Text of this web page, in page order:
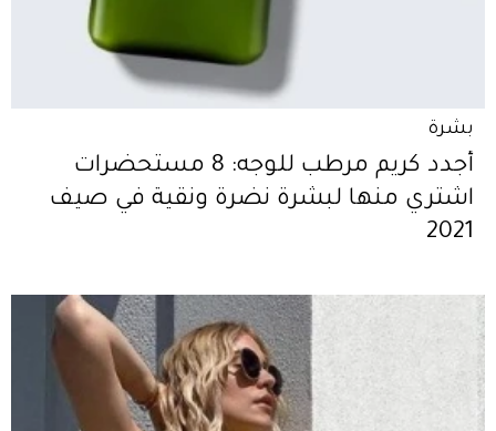
بشرة
أجدد كريم مرطب للوجه: 8 مستحضرات
اشتري منها لبشرة نضرة ونقية في صيف
2021